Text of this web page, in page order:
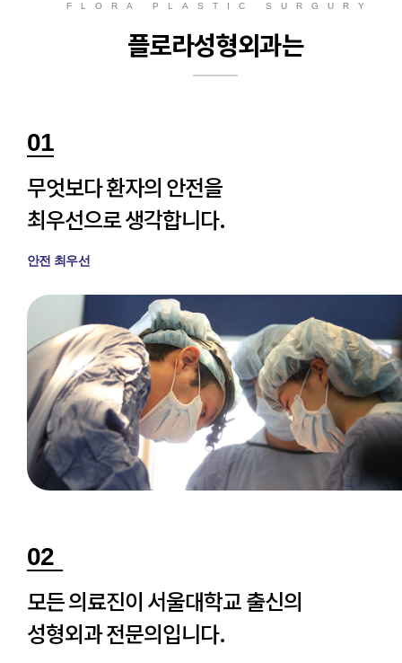
FLORA PLASTIC SURGURY
플로라성형외과는
01
무엇보다 환자의 안전을
최우선으로 생각합니다.
안전 최우선
02
모든 의료진이 서울대학교 출신의
성형외과 전문의입니다.